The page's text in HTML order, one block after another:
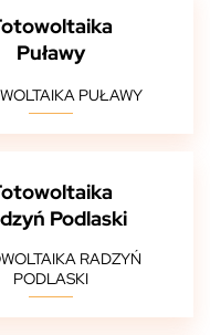
Puławy
PUŁAWY
Podlaski
RADZYŃ
PODLASKI